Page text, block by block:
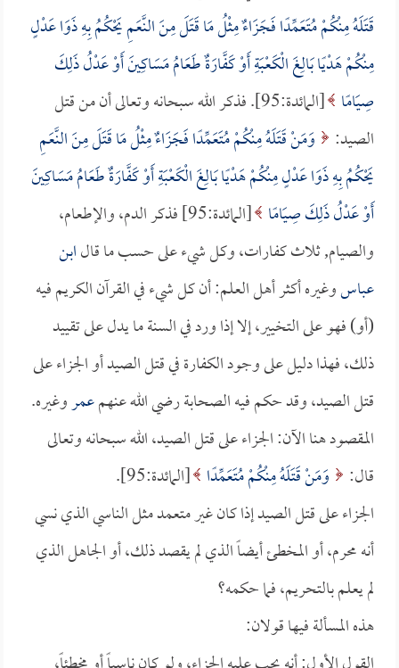
قَتَلَهُ مِنْكُمْ مُتَعَمِّدًا فَجَزَاءٌ مِثْلُ مَا قَتَلَ مِنَ النَّعَمِ يَحْكُمُ بِهِ ذَوَا عَدْلٍ
مِنْكُمْ هَدْيًا بَالِغَ الْكَعْبَةِ أَوْ كَفَّارَةٌ طَعَامُ مَسَاكِينَ أَوْ عَدْلُ ذَلِكَ
صِيَامًا
[المائدة:95]. فذكر الله سبحانه وتعالى أن من قتل
الصيد:
وَمَنْ قَتَلَهُ مِنْكُمْ مُتَعَمِّدًا فَجَزَاءٌ مِثْلُ مَا قَتَلَ مِنَ النَّعَمِ
يَحْكُمُ بِهِ ذَوَا عَدْلٍ مِنْكُمْ هَدْيًا بَالِغَ الْكَعْبَةِ أَوْ كَفَّارَةٌ طَعَامُ مَسَاكِينَ
أَوْ عَدْلُ ذَلِكَ صِيَامًا
[المائدة:95] فذكر الدم، والإطعام،
والصيام, ثلاث كفارات، وكل شيء على حسب ما قالابن
عباسوغيره أكثر أهل العلم: أن كل شيء في القرآن الكريم فيه
(أو) فهو على التخيير، إلا إذا ورد في السنة ما يدل على تقييد
ذلك، فهذا دليل على وجود الكفارة في قتل الصيد أو الجزاء على
قتل الصيد، وقد حكم فيه الصحابة رضي الله عنهمعمروغيره.
المقصود هنا الآن: الجزاء على قتل الصيد، الله سبحانه وتعالى
قال:
وَمَنْ قَتَلَهُ مِنْكُمْ مُتَعَمِّدًا [المائدة:95].
الجزاء على قتل الصيد إذا كان غير متعمد مثل الناسي الذي نسي
أنه محرم، أو المخطئ أيضاً الذي لم يقصد ذلك، أو الجاهل الذي
لم يعلم بالتحريم، فما حكمه؟
هذه المسألة فيها قولان: